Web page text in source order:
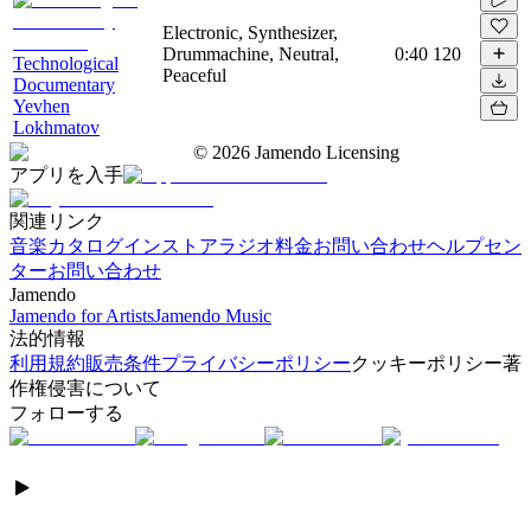
Technological
Documentary
Yevhen
Lokhmatov
Electronic, Synthesizer,
Drummachine, Neutral,
Peaceful
0:40 120
© 2026 Jamendo Licensing
アプリを入手
関連リンク
音楽カタログインストアラジオ料金お問い合わせヘルプセン
ターお問い合わせ
Jamendo
Jamendo for ArtistsJamendo Music
法的情報
利用規約販売条件プライバシーポリシークッキーポリシー著
作権侵害について
フォローする